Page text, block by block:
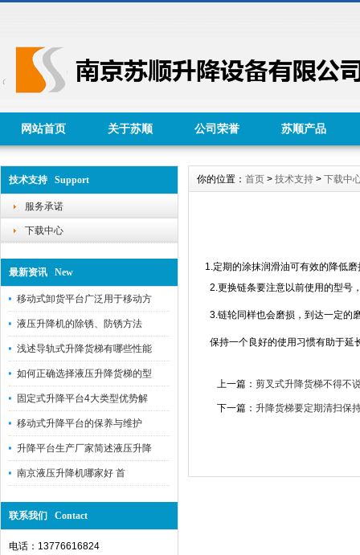
网站首页 关于苏顺 公司荣誉 苏顺产品
技术支持 Support
服务承诺
下载中心
最新资讯 New
移动式卸货平台广泛用于移动方
液压升降机的除锈、防锈方法
浅述导轨式升降货梯有哪些性能
如何正确选择液压升降货梯的型
固定式升降平台4大类型优势解
移动式升降平台的保养与维护
升降平台生产厂家简述液压升降
南京液压升降机哪家好 首
联系我们 Contact
电话：13776616824
你的位置： 首页 > 技术支持 > 下载中
1.定期的涂抹润滑油可有效的降低磨
2.更换链条要注意以前使用的型号
3.链轮同样也会磨损，到达一定的
保持一个良好的使用习惯有助于延
上一篇： 剪叉式升降货梯不得不
下一篇： 升降货梯要定期清扫保